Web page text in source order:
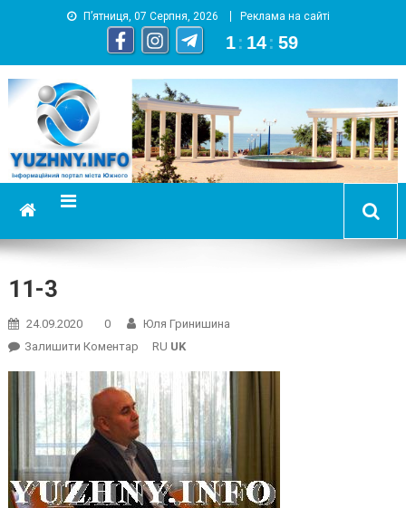
П’ятниця, 07 Серпня, 2026 Реклама на сайті
1 : 15 : 00
YUZHNY.INFO
информационный портал города Южный
11-3
24.09.2020 0
Юля Гринишина
Залишити КоментарOn
3
RU UK